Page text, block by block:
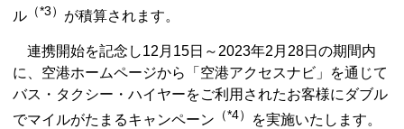
ル （*3） が積算されます。
連携開始を記念し12月15日～2023年2月28日の期間内
に、空港ホームページから「空港アクセスナビ」を通じて
バス・タクシー・ハイヤーをご利用されたお客様にダブル
でマイルがたまるキャンペーン （*4） を実施いたします。